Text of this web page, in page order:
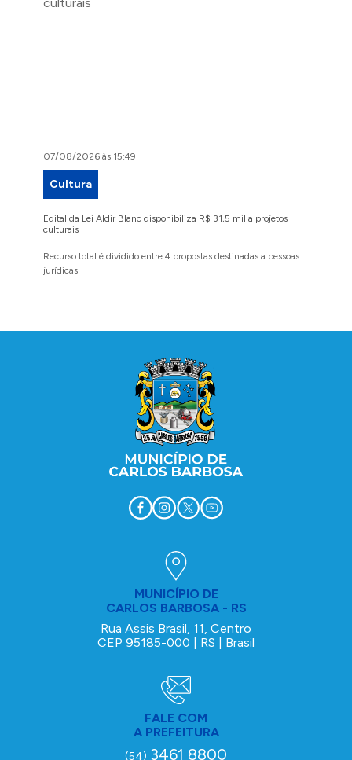
07/08/2026 às 15:49
Cultura
Edital da Lei Aldir Blanc disponibiliza R$ 31,5 mil a projetos
culturais
Recurso total é dividido entre 4 propostas destinadas a pessoas
jurídicas
MUNICÍPIO DE
CARLOS BARBOSA - RS
Rua Assis Brasil, 11, Centro
CEP 95185-000 | RS | Brasil
FALE COM
A PREFEITURA
(54) 3461 8800